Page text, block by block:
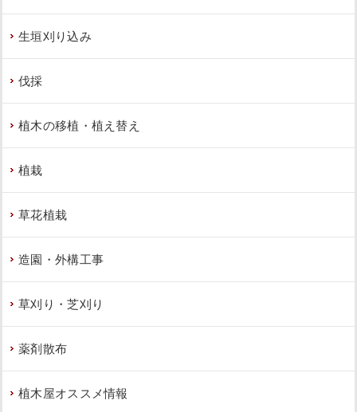
生垣刈り込み
伐採
植木の移植・植え替え
植栽
草花植栽
造園・外構工事
草刈り・芝刈り
薬剤散布
植木屋オススメ情報